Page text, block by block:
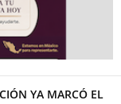
YA MARCÓ EL